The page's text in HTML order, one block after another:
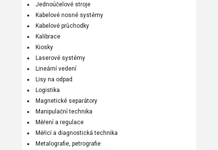
Jednoúčelové stroje
Kabelové nosné systémy
Kabelové průchodky
Kalibrace
Kiosky
Laserové systémy
Lineární vedení
Lisy na odpad
Logistika
Magnetické separátory
Manipulační technika
Měření a regulace
Měřicí a diagnostická technika
Metalografie, petrografie